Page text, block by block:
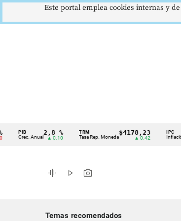
Cintillo
indicadores
económicos
PIB
Crec. Anual
2,8 %
▲ 0.10
TRM
Tasa Rep. Moneda
$4178,23
▲ 0.42
IPC
Inflación
graphic_eq play_arrow photo_camera
Temas recomendados
Este portal emplea cookies internas y